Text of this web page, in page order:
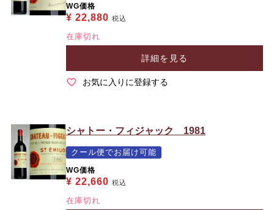
WG価格
¥ 22,880 税込
在庫切れ
詳細を見る
お気に入りに登録する
シャトー・フィジャック 1981
クール便でお届け可能
WG価格
¥ 22,660 税込
在庫切れ